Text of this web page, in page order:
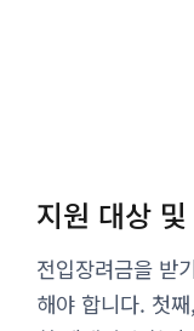
지원 대상
전입장려금을 받
해야 합니다. 첫